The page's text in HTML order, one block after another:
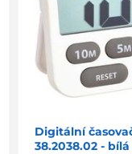
Digitální
38.2038.02 - bílá